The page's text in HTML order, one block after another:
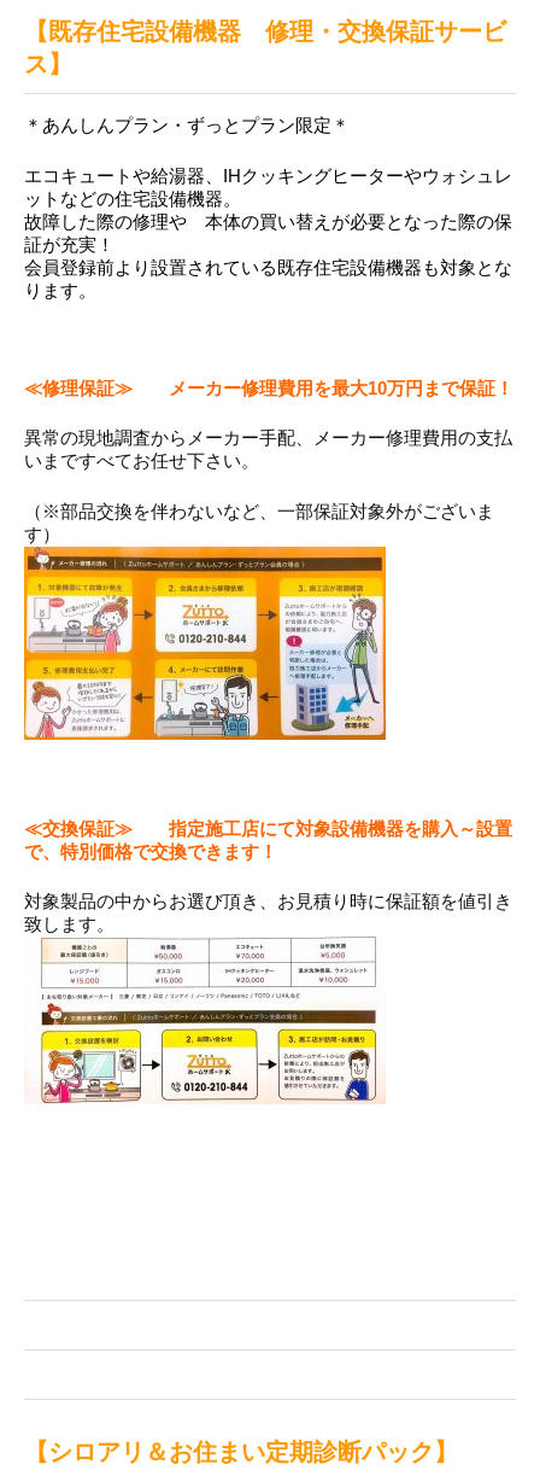
【既存住宅設備機器 修理・交換保証サービ
ス】
＊あんしんプラン・ずっとプラン限定＊
エコキュートや給湯器、IHクッキングヒーターやウォシュレ
ットなどの住宅設備機器。
故障した際の修理や 本体の買い替えが必要となった際の保
証が充実！
会員登録前より設置されている既存住宅設備機器も対象とな
ります。
≪修理保証≫ メーカー修理費用を最大10万円まで保証！
異常の現地調査からメーカー手配、メーカー修理費用の支払
いまですべてお任せ下さい。
（※部品交換を伴わないなど、一部保証対象外がございま
す）
≪交換保証≫ 指定施工店にて対象設備機器を購入～設置
で、特別価格で交換できます！
対象製品の中からお選び頂き、お見積り時に保証額を値引き
致します。
【シロアリ＆お住まい定期診断パック】